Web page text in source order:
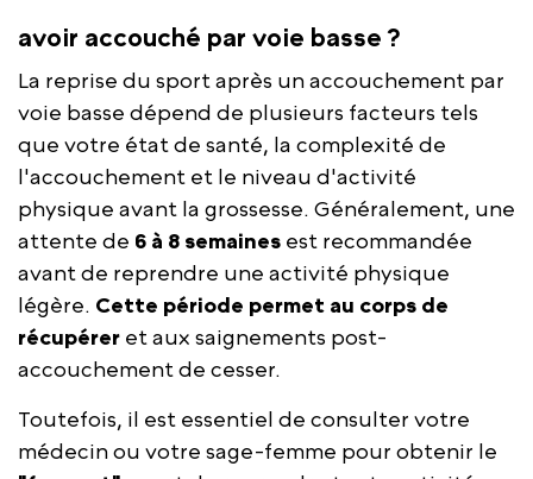
avoir accouché par voie basse ?
La reprise du sport après un accouchement par
voie basse dépend de plusieurs facteurs tels
que votre état de santé, la complexité de
l'accouchement et le niveau d'activité
physique avant la grossesse. Généralement, une
attente de 6 à 8 semaines est recommandée
avant de reprendre une activité physique
légère. Cette période permet au corps de
récupérer et aux saignements post-
accouchement de cesser.
Toutefois, il est essentiel de consulter votre
médecin ou votre sage-femme pour obtenir le